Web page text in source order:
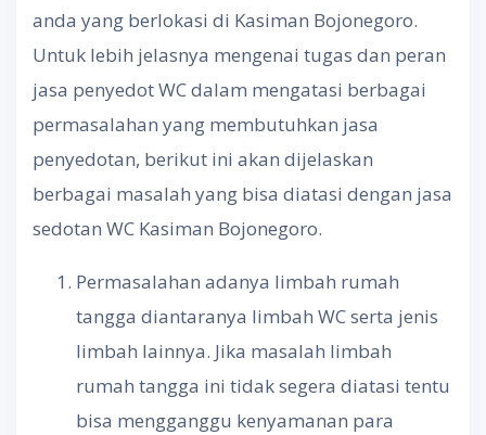
anda yang berlokasi di Kasiman Bojonegoro.
Untuk lebih jelasnya mengenai tugas dan peran
jasa penyedot WC dalam mengatasi berbagai
permasalahan yang membutuhkan jasa
penyedotan, berikut ini akan dijelaskan
berbagai masalah yang bisa diatasi dengan jasa
sedotan WC Kasiman Bojonegoro.
Permasalahan adanya limbah rumah
tangga diantaranya limbah WC serta jenis
limbah lainnya. Jika masalah limbah
rumah tangga ini tidak segera diatasi tentu
bisa mengganggu kenyamanan para